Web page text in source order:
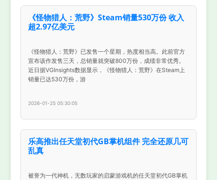
《怪物猎人：荒野》Steam销量530万份 收入
超2.97亿美元
《怪物猎人：荒野》已发售一个星期，热度相当高。此前官方
宣布该作发售三天，总销量就突破800万份，成绩非常优秀。
近日据VGInsights数据显示，《怪物猎人：荒野》在Steam上
销量已达530万份，游
2026-01-25 05:30:05
乐高推出任天堂初代GB掌机组件 完全还原几可
乱真
被誉为一代神机，无数玩家的启蒙游戏机的任天堂初代GB掌机